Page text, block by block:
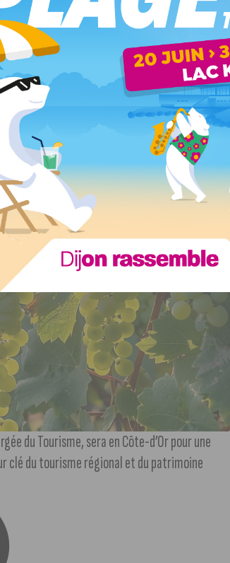
investit la place François-Rude à l’occasion de
pour découvrir les...
en Côte-d’Or !
du Tourisme, sera en Côte-d’Or pour une
clé du tourisme régional et du patrimoine